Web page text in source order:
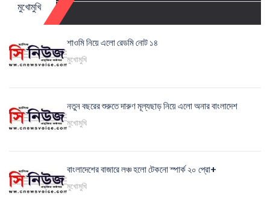
মুখোমুখি
শাওমি নিয়ে এলো রেডমি নোট ১৪
মুখোমুখি
নতুন বছরের শুরুতে দারুণ মূল্যছাড় নিয়ে এলো অনার বাংলাদেশ
মুখোমুখি
বাংলাদেশের বাজারে লঞ্চ হলো টেকনো স্পার্ক ২০ প্রো+
মুখোমুখি